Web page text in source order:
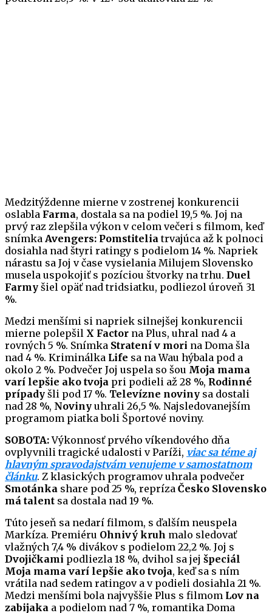
Medzitýždenne mierne v zostrenej konkurencii
oslabla Farma, dostala sa na podiel 19,5 %. Joj na
prvý raz zlepšila výkon v celom večeri s filmom, keď
snímka Avengers: Pomstiteliatrvajúca až k polnoci
dosiahla nad štyri ratingy s podielom 14 %. Napriek
nárastu sa Joj v čase vysielania Milujem Slovensko
musela uspokojiť s pozíciou štvorky na trhu. Duel
Farmy šiel opäť nad tridsiatku, podliezol úroveň 31
%.
Medzi menšími si napriek silnejšej konkurencii
mierne polepšil X Factor na Plus, uhral nad 4 a
rovných 5 %. Snímka Stratení v mori na Doma šla
nad 4 %. Kriminálka Life sa na Wau hýbala pod a
okolo 2 %. Podvečer Joj uspela so šou Moja mama
varí lepšie ako tvoja pri podieli až 28 %, Rodinné
prípady šli pod 17 %. Televízne noviny sa dostali
nad 28 %, Noviny uhrali 26,5 %. Najsledovanejším
programom piatka boli Športové noviny.
SOBOTA:Výkonnosť prvého víkendového dňa
ovplyvnili tragické udalosti v Paríži, viac sa téme aj
hlavným spravodajstvám venujeme v samostatnom
článku. Z klasických programov uhrala podvečer
Smotánka share pod 25 %, repríza Česko Slovensko
má talent sa dostala nad 19 %.
Túto jeseň sa nedarí filmom, s ďalším neuspela
Markíza. Premiéru Ohnivý kruh malo sledovať
vlažných 7,4 % divákov s podielom 22,2 %. Joj s
Dvojičkami podliezla 18 %, dvihol sa jej špeciál
Moja mama varí lepšie ako tvoja, keď sa s ním
vrátila nad sedem ratingov a v podieli dosiahla 21 %.
Medzi menšími bola najvyššie Plus s filmom Lov na
zabijaka a podielom nad 7 %, romantika Doma